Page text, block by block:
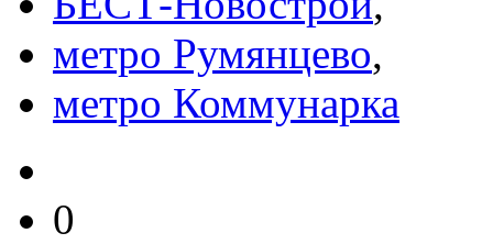
метро Румянцево,
метро Коммунарка
0